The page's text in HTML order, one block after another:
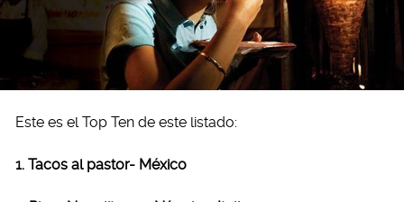
Este es el Top Ten de este listado:
1. Tacos al pastor- México